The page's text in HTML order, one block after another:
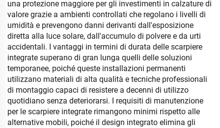
una protezione maggiore per gli investimenti in calzature di
valore grazie a ambienti controllati che regolano i livelli di
umidità e prevengono danni derivanti dall'esposizione
diretta alla luce solare, dall'accumulo di polvere e da urti
accidentali. I vantaggi in termini di durata delle scarpiere
integrate superano di gran lunga quelli delle soluzioni
temporanee, poiché queste installazioni permanenti
utilizzano materiali di alta qualità e tecniche professionali
di montaggio capaci di resistere a decenni di utilizzo
quotidiano senza deteriorarsi. I requisiti di manutenzione
per le scarpiere integrate rimangono minimi rispetto alle
alternative mobili, poiché il design integrato elimina gli